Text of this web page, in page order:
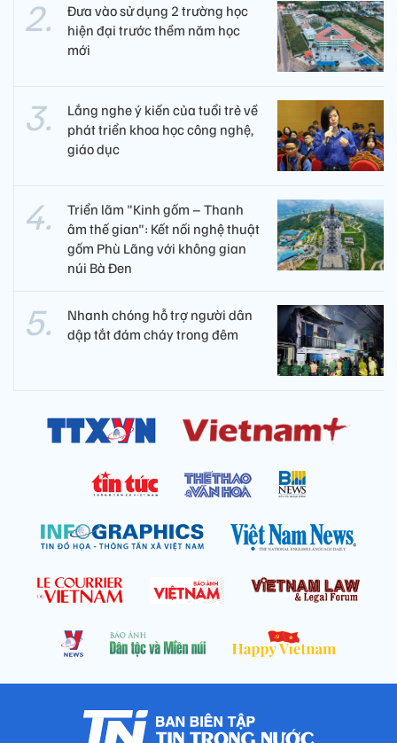
Đưa vào sử dụng 2 trường học
hiện đại trước thềm năm học
mới
Lắng nghe ý kiến của tuổi trẻ về
phát triển khoa học công nghệ,
giáo dục
Triển lãm "Kinh gốm – Thanh
âm thế gian": Kết nối nghệ thuật
gốm Phù Lãng với không gian
núi Bà Đen
Nhanh chóng hỗ trợ người dân
dập tắt đám cháy trong đêm